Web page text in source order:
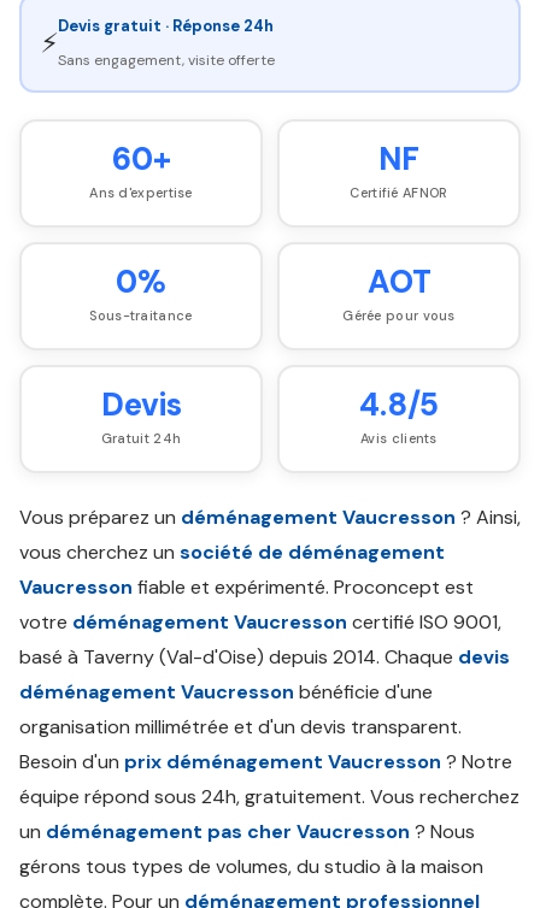
⚡Devis gratuit · Réponse 24h
Sans engagement, visite offerte
60+
Ans d'expertise
NF
Certifié AFNOR
0%
Sous-traitance
AOT
Gérée pour vous
Devis
Gratuit 24h
4.8/5
Avis clients
Vous préparez un déménagement Vaucresson ? Ainsi,
vous cherchez un société de déménagement
Vaucresson fiable et expérimenté. Proconcept est
votre déménagement Vaucresson certifié ISO 9001,
basé à Taverny (Val-d'Oise) depuis 2014. Chaque devis
déménagement Vaucresson bénéficie d'une
organisation millimétrée et d'un devis transparent.
Besoin d'un prix déménagement Vaucresson ? Notre
équipe répond sous 24h, gratuitement. Vous recherchez
un déménagement pas cher Vaucresson ? Nous
gérons tous types de volumes, du studio à la maison
complète. Pour un déménagement professionnel